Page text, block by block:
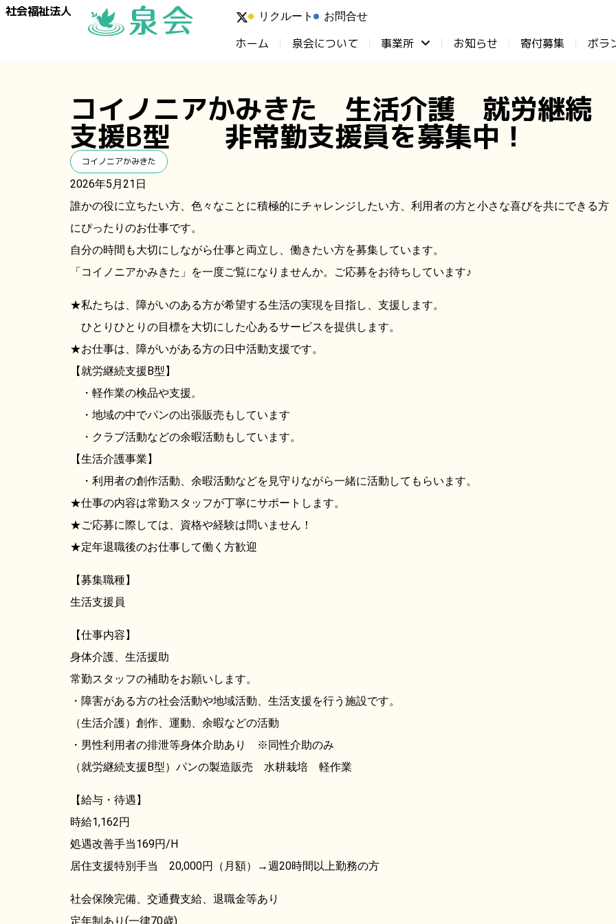
社会福祉法人 リクルート お問合せ
ホーム 泉会について 事業所 お知らせ ⁨寄付募集 ボラ
コイノニアかみきた 生活介護 就労継続
支援B型 非常勤支援員を募集中！
コイノニアかみきた
2026年5月21日
誰かの役に立ちたい方、色々なことに積極的にチャレンジしたい方、利用者の方と小さな喜びを共にできる方
にぴったりのお仕事です。
自分の時間も大切にしながら仕事と両立し、働きたい方を募集しています。
「コイノニアかみきた」を一度ご覧になりませんか。ご応募をお待ちしています♪
★私たちは、障がいのある方が希望する生活の実現を目指し、支援します。
ひとりひとりの目標を大切にした心あるサービスを提供します。
★お仕事は、障がいがある方の日中活動支援です。
【就労継続支援B型】
・軽作業の検品や支援。
・地域の中でパンの出張販売もしています
・クラブ活動などの余暇活動もしています。
【生活介護事業】
・利用者の創作活動、余暇活動などを見守りながら一緒に活動してもらいます。
★仕事の内容は常勤スタッフが丁寧にサポートします。
★ご応募に際しては、資格や経験は問いません！
★定年退職後のお仕事して働く方歓迎
【募集職種】
生活支援員
【仕事内容】
身体介護、生活援助
常勤スタッフの補助をお願いします。
・障害がある方の社会活動や地域活動、生活支援を行う施設です。
（生活介護）創作、運動、余暇などの活動
・男性利用者の排泄等身体介助あり ※同性介助のみ
（就労継続支援B型）パンの製造販売 水耕栽培 軽作業
【給与・待遇】
時給1,162円
処遇改善手当169円/H
居住支援特別手当 20,000円（月額）→週20時間以上勤務の方
社会保険完備、交通費支給、退職金等あり
定年制あり(一律70歳)